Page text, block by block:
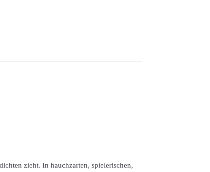
zieht. In hauchzarten, spielerischen,